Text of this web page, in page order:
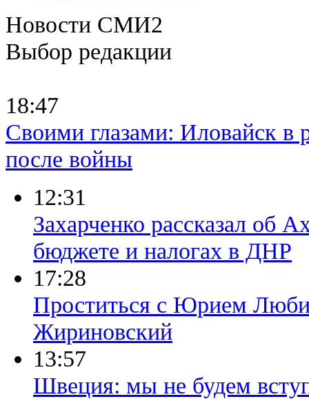
Новости СМИ2
Выбор редакции
18:47
Своими глазами: Иловайск в
после войны
12:31
Захарченко рассказал об
бюджете и налогах в ДНР
17:28
Проститься с Юрием
Жириновский
13:57
​Швеция: мы не будем